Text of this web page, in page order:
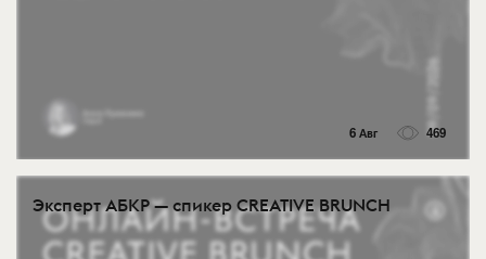
6 Авг 469
Эксперт АБКР — спикер CREATIVE BRUNCH